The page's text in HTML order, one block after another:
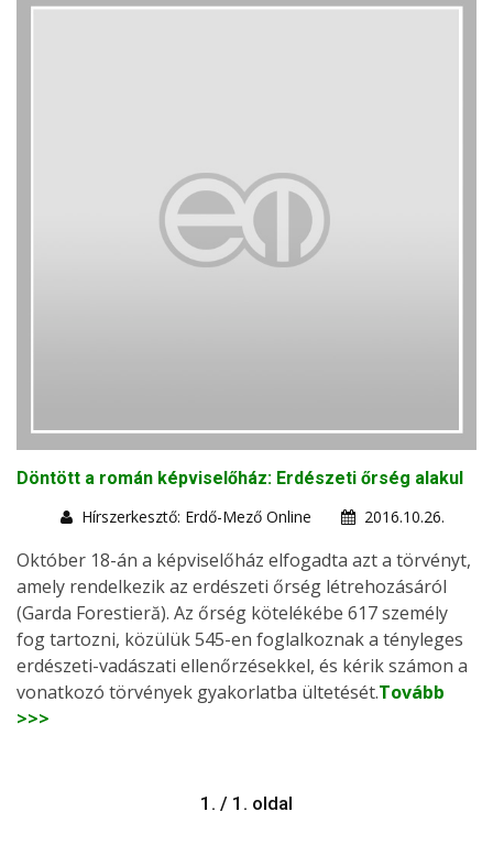
Döntött a román képviselőház: Erdészeti őrség alakul
Hírszerkesztő: Erdő-Mező Online
2016.10.26.
Október 18-án a képviselőház elfogadta azt a törvényt,
amely rendelkezik az erdészeti őrség létrehozásáról
(Garda Forestieră). Az őrség kötelékébe 617 személy
fog tartozni, közülük 545-en foglalkoznak a tényleges
erdészeti-vadászati ellenőrzésekkel, és kérik számon a
vonatkozó törvények gyakorlatba ültetését.Tovább
>>>
1. / 1. oldal